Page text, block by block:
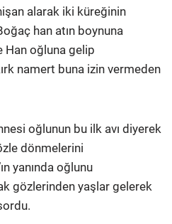
alarak iki küreğinin
han atın boynuna
Han oğluna gelip
namert buna izin vermeden
oğlunun bu ilk avı diyerek
dönmelerini
yanında oğlunu
gözlerinden yaşlar gelerek